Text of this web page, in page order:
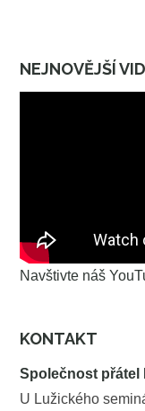
NEJNOVĚJŠÍ
Navštivte náš
KONTAKT
Společnost přátel
U Lužického